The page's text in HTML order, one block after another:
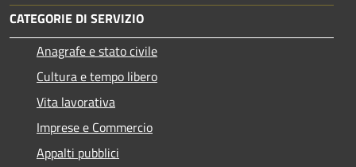
CATEGORIE DI SERVIZIO
Anagrafe e stato civile
Cultura e tempo libero
Vita lavorativa
Imprese e Commercio
Appalti pubblici